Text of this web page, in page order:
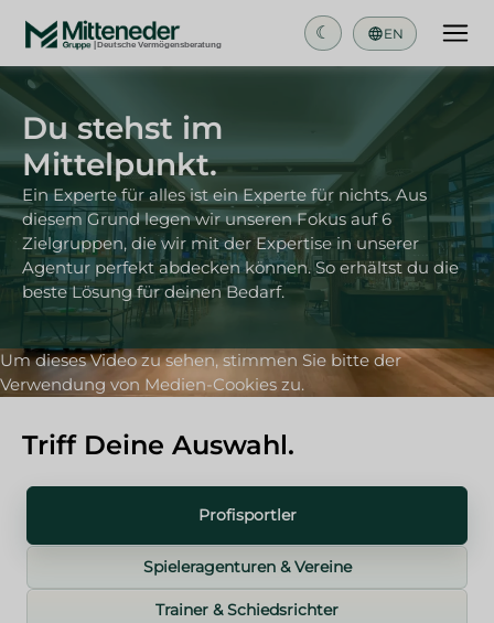
EN
☾
Du stehst im
Mittelpunkt.
Ein Experte für alles ist ein Experte für nichts. Aus
diesem Grund legen wir unseren Fokus auf 6
Zielgruppen, die wir mit der Expertise in unserer
Agentur perfekt abdecken können. So erhältst du die
beste Lösung für deinen Bedarf.
Um dieses Video zu sehen, stimmen Sie bitte der
Verwendung von Medien-Cookies zu.
Triff Deine Auswahl.
Profisportler
Spieleragenturen & Vereine
Trainer & Schiedsrichter